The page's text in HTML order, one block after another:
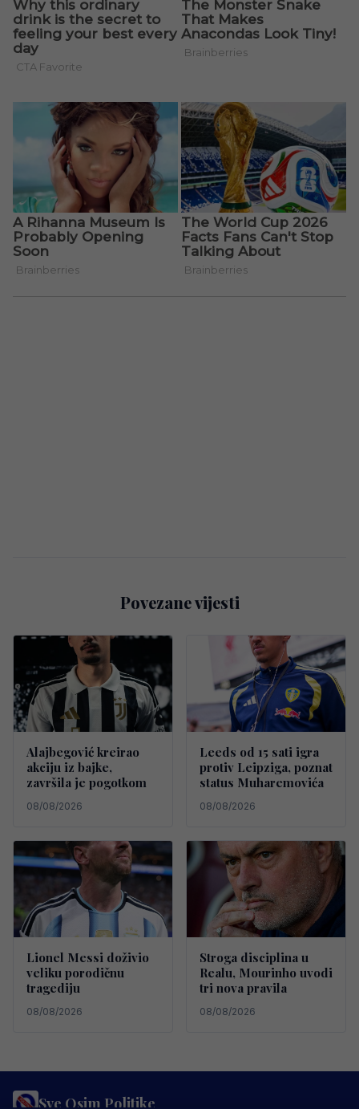
Povezane vijesti
Alajbegović kreirao
akciju iz bajke,
završila je pogotkom
08/08/2026
Leeds od 15 sati igra
protiv Leipziga, poznat
status Muharemovića
08/08/2026
Lionel Messi doživio
veliku porodičnu
tragediju
08/08/2026
Stroga disciplina u
Realu, Mourinho uvodi
tri nova pravila
08/08/2026
Sve Osim Politike